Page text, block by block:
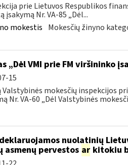
prie Lietuvos Respublikos
Nr. VA-85 „Dėl...
mokestis Mokesčių žinyno
„Dėl VMI prie FM viršininko
15
mokesčių inspekcijos
Nr. VA-60 „Dėl Valstybinės
nuolatinių
pervestos arkitokiu